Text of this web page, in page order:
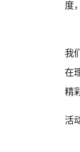
度
我
在
精
活